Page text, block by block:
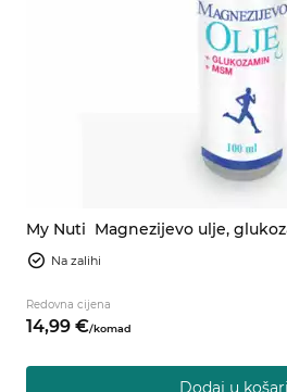
My Nuti Magnezijevo ulje,
Na zalihi
Redovna cijena
14,99 €/komad
Dodaj u